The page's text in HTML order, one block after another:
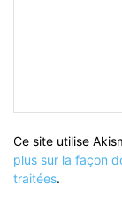
Ce site utilise
plus sur la façon
traitées.